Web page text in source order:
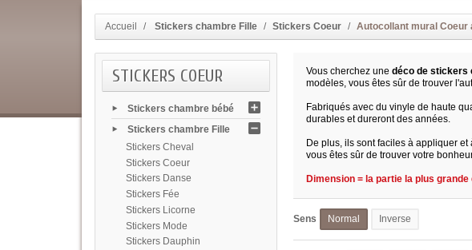
Accueil Stickers chambre Fille Stickers Coeur Autocollant mural Coeur
STICKERS COEUR
Stickers chambre bébé
Stickers chambre Fille
Stickers Cheval
Stickers Coeur
Stickers Danse
Stickers Fée
Stickers Licorne
Stickers Mode
Stickers Dauphin
Vous cherchez unedéco de stickers
modèles, vous êtes sûr de trouver
Fabriqués avec du vinyle de haute
durables et dureront des années.
De plus, ils sont faciles à appliquer
vous êtes sûr de trouver votre
Dimension = la partie la plus grande
Sens Normal Inverse